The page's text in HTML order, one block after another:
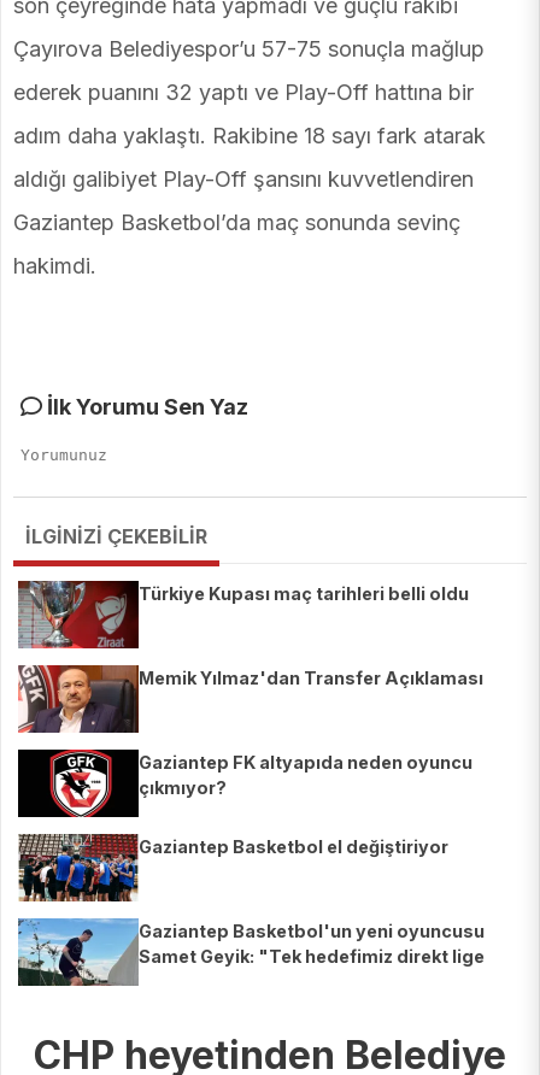
son çeyreğinde hata yapmadı ve güçlü rakibi
Çayırova Belediyespor’u 57-75 sonuçla mağlup
ederek puanını 32 yaptı ve Play-Off hattına bir
adım daha yaklaştı. Rakibine 18 sayı fark atarak
aldığı galibiyet Play-Off şansını kuvvetlendiren
Gaziantep Basketbol’da maç sonunda sevinç
hakimdi.
İlk Yorumu Sen Yaz
İLGİNİZİ ÇEKEBİLİR
Türkiye Kupası maç tarihleri belli oldu
Memik Yılmaz'dan Transfer Açıklaması
Gaziantep FK altyapıda neden oyuncu
çıkmıyor?
Gaziantep Basketbol el değiştiriyor
Gaziantep Basketbol'un yeni oyuncusu
Samet Geyik: "Tek hedefimiz direkt lige
CHP heyetinden Belediye